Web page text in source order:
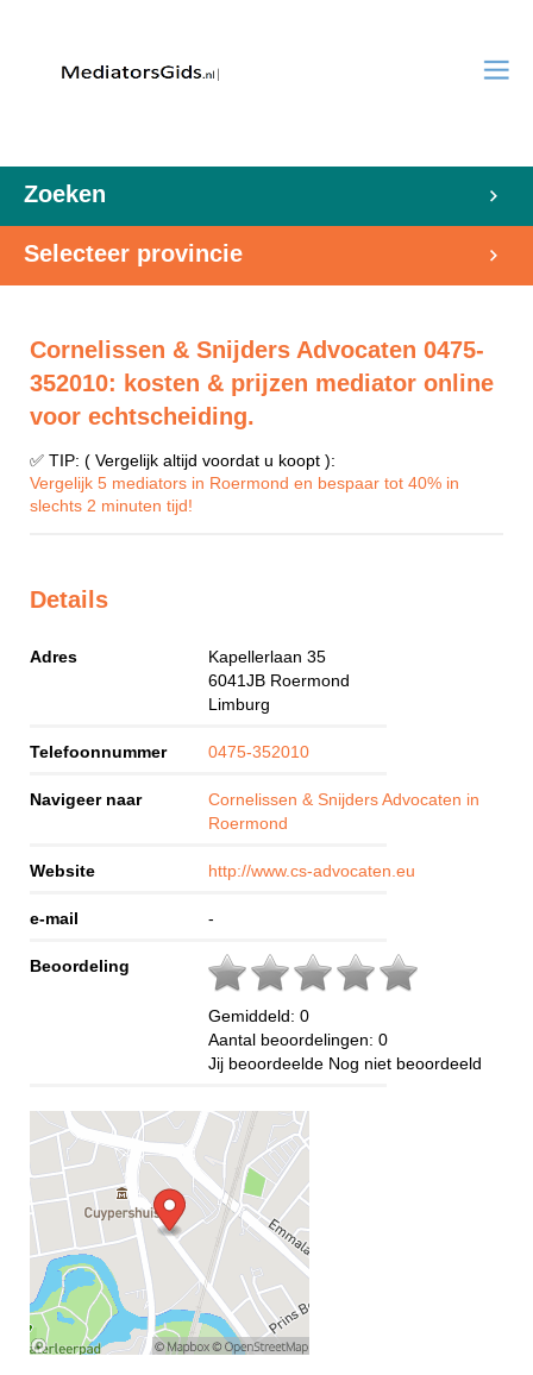
Zoeken
Selecteer provincie
Cornelissen & Snijders Advocaten 0475-
352010: kosten & prijzen mediator online
voor echtscheiding.
✅ TIP: ( Vergelijk altijd voordat u koopt ):
Vergelijk 5 mediators in Roermond en bespaar tot 40% in
slechts 2 minuten tijd!
Details
Adres
Kapellerlaan 35
6041JB Roermond
Limburg
Telefoonnummer 0475-352010
Navigeer naar
Cornelissen & Snijders Advocaten in
Roermond
Website http://www.cs-advocaten.eu
e-mail -
Beoordeling
Gemiddeld: 0
Aantal beoordelingen: 0
Jij beoordeelde Nog niet beoordeeld